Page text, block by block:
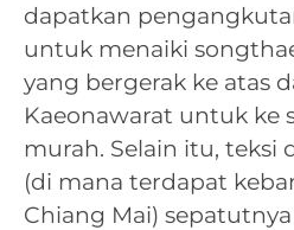
dapatkan
untuk menaiki
yang bergerak ke atas
Kaeonawarat untuk ke
murah. Selain itu, teksi
(di mana terdapat
Chiang Mai)